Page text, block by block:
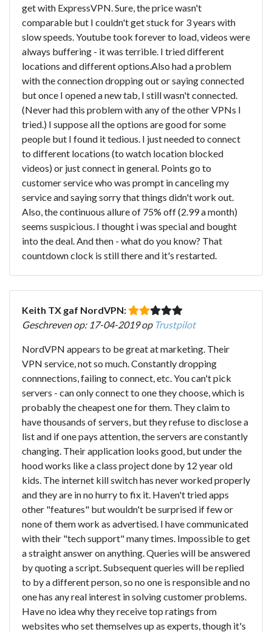
get with ExpressVPN. Sure, the price wasn't
comparable but I couldn't get stuck for 3 years with
slow speeds. Youtube took forever to load, videos were
always buffering - it was terrible. I tried different
locations and different options.Also had a problem
with the connection dropping out or saying connected
but once I opened a new tab, I still wasn't connected.
(Never had this problem with any of the other VPNs I
tried.) I suppose all the options are good for some
people but I found it tedious. I just needed to connect
to different locations (to watch location blocked
videos) or just connect in general. Points go to
customer service who was prompt in canceling my
service and saying sorry that things didn't work out.
Also, the continuous allure of 75% off (2.99 a month)
seems suspicious. I thought i was special and bought
into the deal. And then - what do you know? That
countdown clock is still there and it's restarted.
Keith TX gaf NordVPN:
Geschreven op: 17-04-2019 op Trustpilot
NordVPN appears to be great at marketing. Their
VPN service, not so much. Constantly dropping
connnections, failing to connect, etc. You can't pick
servers - can only connect to one they choose, which is
probably the cheapest one for them. They claim to
have thousands of servers, but they refuse to disclose a
list and if one pays attention, the servers are constantly
changing. Their application looks good, but under the
hood works like a class project done by 12 year old
kids. The internet kill switch has never worked properly
and they are in no hurry to fix it. Haven't tried apps
other "features" but wouldn't be surprised if few or
none of them work as advertised. I have communicated
with their "tech support" many times. Impossible to get
a straight answer on anything. Queries will be answered
by quoting a script. Subsequent queries will be replied
to by a different person, so no one is responsible and no
one has any real interest in solving customer problems.
Have no idea why they receive top ratings from
websites who set themselves up as experts, though it's